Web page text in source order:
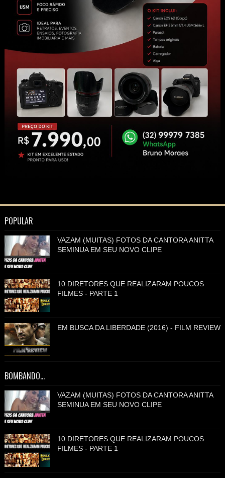
POPULAR
VAZAM (MUITAS) FOTOS DA CANTORA ANITTA
SEMINUA EM SEU NOVO CLIPE
10 DIRETORES QUE REALIZARAM POUCOS
FILMES - PARTE 1
EM BUSCA DA LIBERDADE (2016) - FILM REVIEW
BOMBANDO...
VAZAM (MUITAS) FOTOS DA CANTORA ANITTA
SEMINUA EM SEU NOVO CLIPE
10 DIRETORES QUE REALIZARAM POUCOS
FILMES - PARTE 1